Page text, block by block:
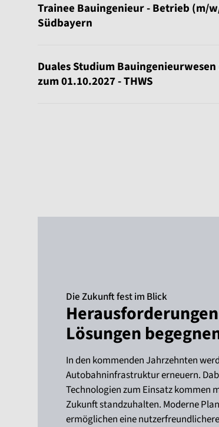
Trainee Bauingenieur - Betrieb (m/
Südbayern
Duales Studium
zum 01.10.2027 - THWS
Die Zukunft fest im Blick
Lösungen
In den kommenden Jahrzehnten
Autobahninfrastruktur erneuern.
Technologien zum Einsatz kommen
Zukunft standzuhalten. Moderne
ermöglichen eine